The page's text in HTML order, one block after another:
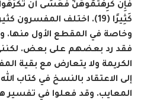
فَإِن كَرِهْتُمُوهُنَّ فَعَسَى أَن تَكْرَهُواْ
كَثِيرًا (19)
. اختلف المفسرون
وخاصة في المقطع الأول منها.
فقد رد بعضهم على بعض. لكنني
الكريمة ولا يتعارض مع بقية
إلى الاعتقاد بالنسخ في كتاب
المعايب. وقد فعلوا في تفسير